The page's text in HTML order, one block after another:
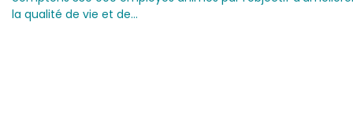
la qualité de vie et de…